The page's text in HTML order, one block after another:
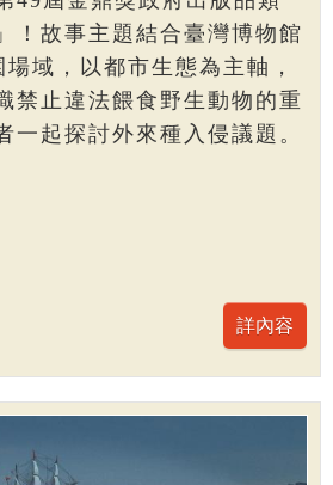
！故事主題結合臺灣博物館
域，以都市生態為主軸，
禁止違法餵食野生動物的重
一起探討外來種入侵議題。